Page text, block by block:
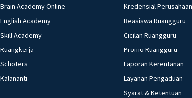
Brain Academy Online
English Academy
Skill Academy
Ruangkerja
Schoters
Kalananti
Kredensial Perusahaan
Beasiswa Ruangguru
Cicilan Ruangguru
Promo Ruangguru
Laporan Kerentanan
Layanan Pengaduan
Syarat & Ketentuan